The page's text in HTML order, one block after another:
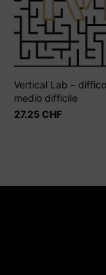
Vertical Lab –
medio difficile
27.25 CHF